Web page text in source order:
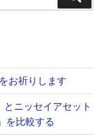
索
お祈りします
ニッセイアセット
を比較する